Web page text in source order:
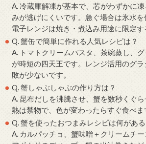
A. 冷蔵庫解凍が基本で、芯がわずかに
みが逃げにくいです。急ぐ場合は氷水を
電子レンジは焼き・煮込み用途に限定す
Q. 蟹缶で簡単に作れる人気レシピは？
A. トマトクリームパスタ、茶碗蒸し、
が時短の四天王です。レンジ活用のグ
敗が少ないです。
Q. 蟹しゃぶしゃぶの作り方は？
A. 昆布だしを沸騰させ、蟹を数秒くぐ
熱は禁物で、色が変わったらすぐ食べま
Q. 蟹を使ったおつまみレシピは何がある
A. カルパッチョ、蟹味噌＋クリームチ